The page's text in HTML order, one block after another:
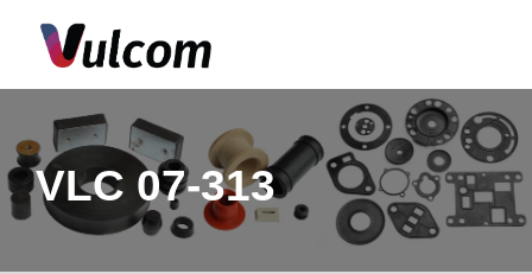
VLC 07-313